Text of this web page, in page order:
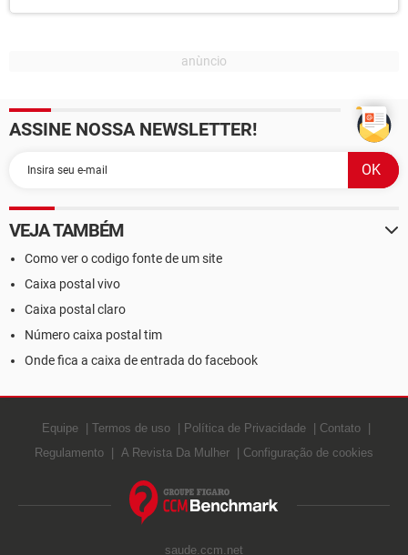
ASSINE NOSSA NEWSLETTER!
VEJA TAMBÉM
Como ver o codigo fonte de um site
Caixa postal vivo
Caixa postal claro
Número caixa postal tim
Onde fica a caixa de entrada do facebook
Equipe Termos de uso Política de Privacidade
Contato
Regulamento
A Revista Da Mulher Configuração de cookies
saude.ccm.net